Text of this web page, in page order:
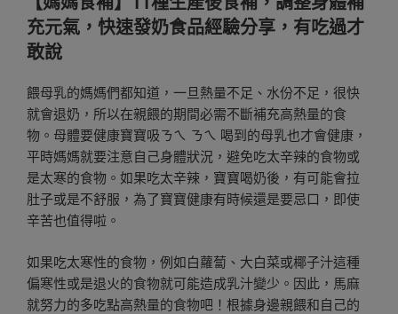
充元氣，快速發奶食品經驗分享，有吃過才
敢說
餵母乳的媽媽們都知道，一旦熱量不足、水份不足，很快
就會退奶，所以在親餵的期間必需不斷補充高熱量的食
物。母體要健康寶寶吸ㄋㄟ ㄋㄟ 喝到的母乳也才會健康，
平時媽媽就要注意自己身體狀況，避免吃太辛辣的食物或
是太寒的食物。如果吃太辛辣，寶寶喝奶後，有可能會拉
肚子或是不舒服，為了寶寶健康有時候還是要忌口，即使
辛苦也值得啦。
如果吃太寒性的食物，例如白蘿蔔、大白菜或椰子汁這種
偏寒性或是退火的食物就可能造成乳汁變少。因此，馬麻
就努力的多吃點高熱量的食物吧！根據身邊親餵和自己的